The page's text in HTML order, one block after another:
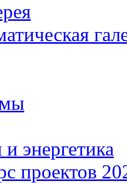
энергетика
проектов